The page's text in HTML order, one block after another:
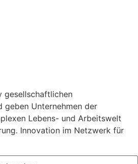
gesellschaftlichen
geben Unternehmen der
Lebens- und Arbeitswelt
Innovation im Netzwerk für